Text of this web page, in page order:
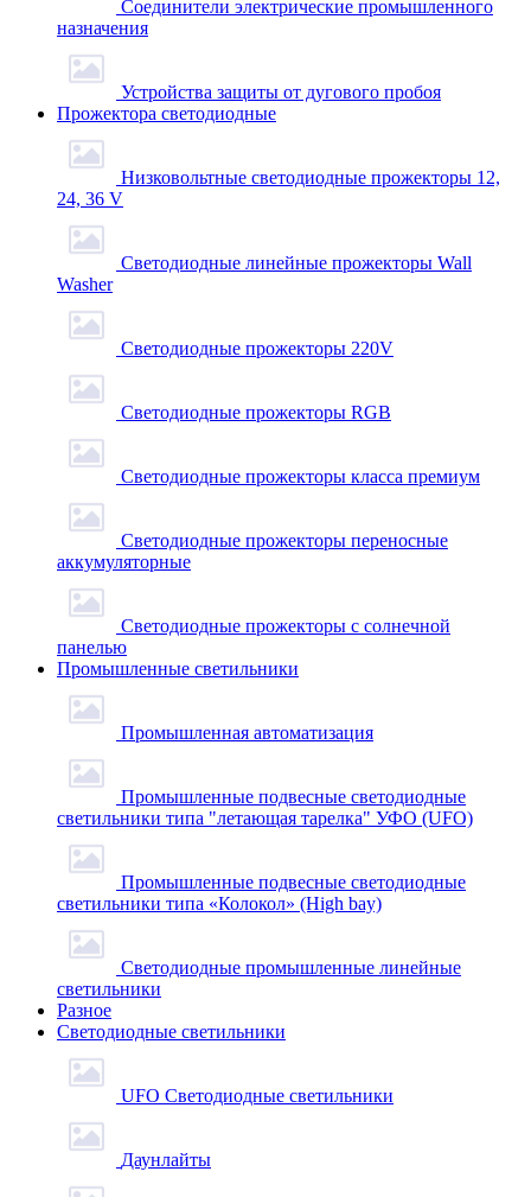
Соединители электрические промышленного
назначения
Устройства защиты от дугового пробоя
Прожектора светодиодные
Низковольтные светодиодные прожекторы 12,
24, 36 V
Светодиодные линейные прожекторы Wall
Washer
Светодиодные прожекторы 220V
Светодиодные прожекторы RGB
Светодиодные прожекторы класса премиум
Светодиодные прожекторы переносные
аккумуляторные
Светодиодные прожекторы с солнечной
панелью
Промышленные светильники
Промышленная автоматизация
Промышленные подвесные cветодиодные
светильники типа "летающая тарелка" УФО (UFO)
Промышленные подвесные cветодиодные
светильники типа «Колокол» (High bay)
Светодиодные промышленные линейные
светильники
Разное
Светодиодные светильники
UFO Светодиодные светильники
Даунлайты